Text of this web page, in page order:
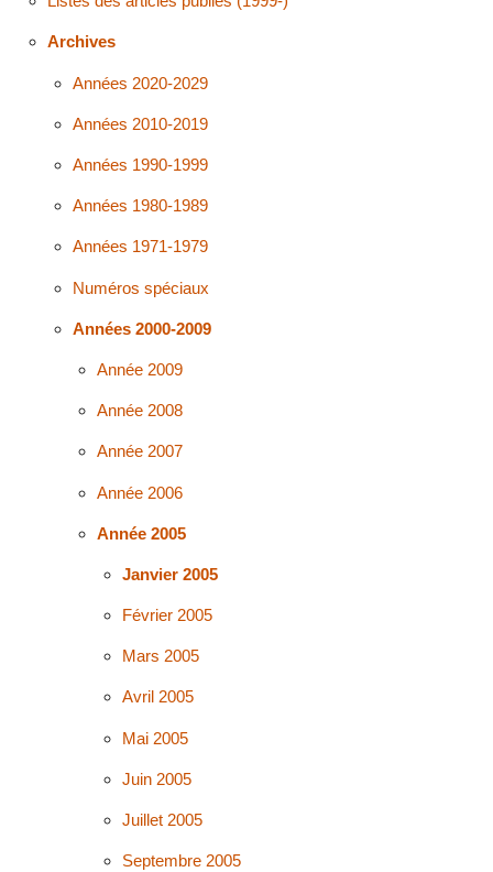
Archives
Années 2020-2029
Années 2010-2019
Années 1990-1999
Années 1980-1989
Années 1971-1979
Numéros spéciaux
Années 2000-2009
Année 2009
Année 2008
Année 2007
Année 2006
Année 2005
Janvier 2005
Février 2005
Mars 2005
Avril 2005
Mai 2005
Juin 2005
Juillet 2005
Septembre 2005